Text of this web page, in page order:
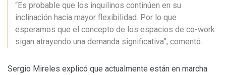
“Es probable que los inquilinos continúen en su
inclinación hacia mayor flexibilidad. Por lo que
esperamos que el concepto de los espacios de co-work
sigan atrayendo una demanda significativa”, comentó.
Sergio Mireles explicó que actualmente están en marcha